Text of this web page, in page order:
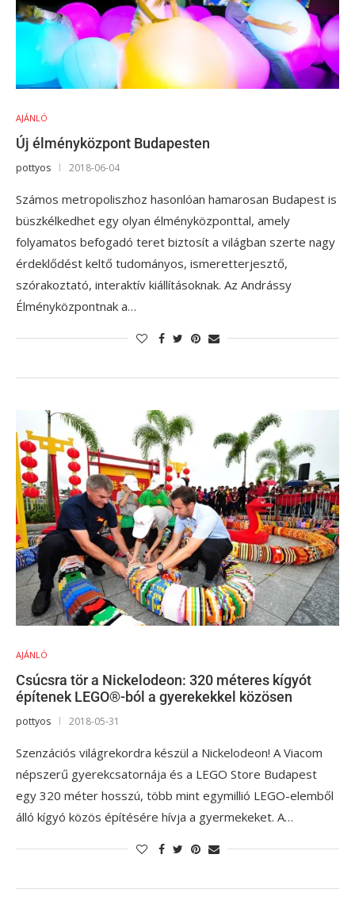
AJÁNLÓ
Új élményközpont Budapesten
pottyos 2018-06-04
Számos metropoliszhoz hasonlóan hamarosan Budapest is
büszkélkedhet egy olyan élményközponttal, amely
folyamatos befogadó teret biztosít a világban szerte nagy
érdeklődést keltő tudományos, ismeretterjesztő,
szórakoztató, interaktív kiállításoknak. Az Andrássy
Élményközpontnak a…
AJÁNLÓ
Csúcsra tör a Nickelodeon: 320 méteres kígyót
építenek LEGO®-ból a gyerekekkel közösen
pottyos 2018-05-31
Szenzációs világrekordra készül a Nickelodeon! A Viacom
népszerű gyerekcsatornája és a LEGO Store Budapest
egy 320 méter hosszú, több mint egymillió LEGO-elemből
álló kígyó közös építésére hívja a gyermekeket. A…